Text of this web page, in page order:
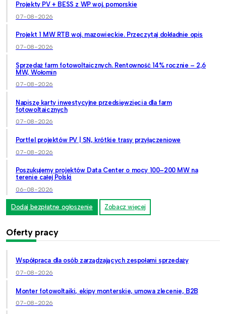
Projekty PV + BESS z WP woj. pomorskie
07-08-2026
Projekt 1 MW RTB woj. mazowieckie. Przeczytaj dokładnie opis
07-08-2026
Sprzedaż farm fotowoltaicznych. Rentowność 14% rocznie – 2,6
MW, Wołomin
07-08-2026
Napiszę karty inwestycyjne przedsięwzięcia dla farm
fotowoltaicznych
07-08-2026
Portfel projektów PV | SN, krótkie trasy przyłączeniowe
07-08-2026
Poszukujemy projektów Data Center o mocy 100–200 MW na
terenie całej Polski
06-08-2026
Dodaj bezpłatne ogłoszenie Zobacz więcej
Oferty pracy
Współpraca dla osób zarządzających zespołami sprzedaży
07-08-2026
Monter fotowoltaiki, ekipy monterskie, umowa zlecenie, B2B
07-08-2026